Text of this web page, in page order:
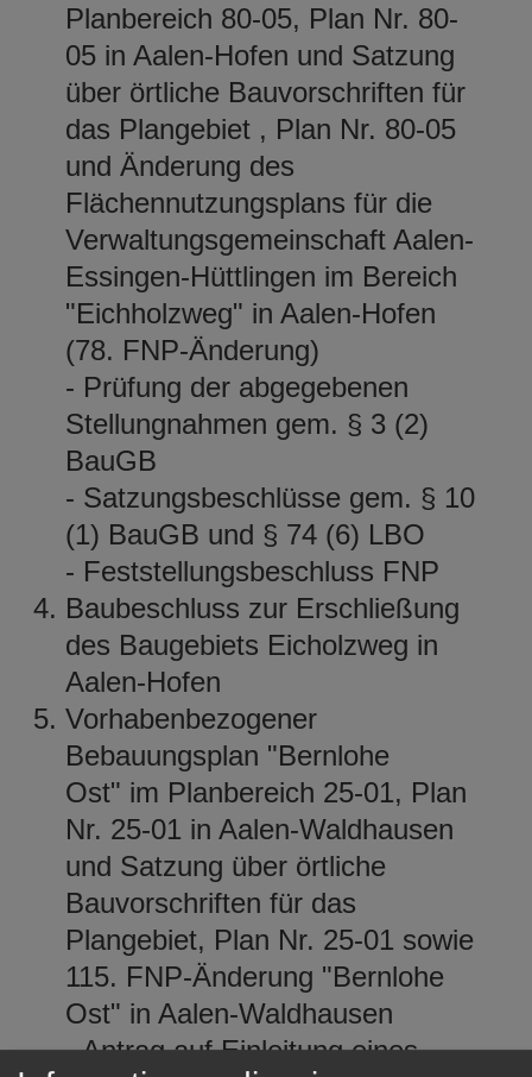
Planbereich 80-05, Plan Nr. 80-
05 in Aalen-Hofen und Satzung
über örtliche Bauvorschriften für
das Plangebiet , Plan Nr. 80-05
und Änderung des
Flächennutzungsplans für die
Verwaltungsgemeinschaft Aalen-
Essingen-Hüttlingen im Bereich
"Eichholzweg" in Aalen-Hofen
(78. FNP-Änderung)
- Prüfung der abgegebenen
Stellungnahmen gem. § 3 (2)
BauGB
- Satzungsbeschlüsse gem. § 10
(1) BauGB und § 74 (6) LBO
- Feststellungsbeschluss FNP
Baubeschluss zur Erschließung
des Baugebiets Eicholzweg in
Aalen-Hofen
Vorhabenbezogener
Bebauungsplan "Bernlohe
Ost" im Planbereich 25-01, Plan
Nr. 25-01 in Aalen-Waldhausen
und Satzung über örtliche
Bauvorschriften für das
Plangebiet, Plan Nr. 25-01 sowie
115. FNP-Änderung "Bernlohe
Ost" in Aalen-Waldhausen
- Antrag auf Einleitung eines